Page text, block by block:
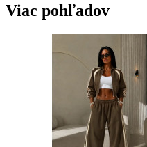
Viac pohľadov